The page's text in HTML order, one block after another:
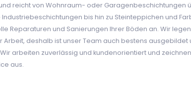
reicht von Wohnraum- oder Garagenbeschichtungen
bis hin zu Steinteppichen und
Reparaturen und Sanierungen Ihrer Böden an. Wir
deshalb ist unser Team auch bestens ausgebildet
arbeiten zuverlässig und kundenorientiert und
aus.